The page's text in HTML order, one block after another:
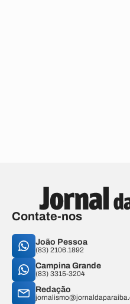
Contate-nos
João Pessoa
(83) 2106.1892
Campina Grande
(83) 3315-3204
Redação